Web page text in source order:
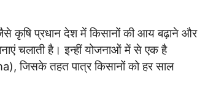
प्रधान देश में किसानों की आय बढ़ाने और
चलाती है। इन्हीं योजनाओं में से एक है
जिसके तहत पात्र किसानों को हर साल